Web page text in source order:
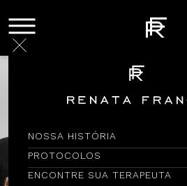
NOSSA HISTÓRIA
PROTOCOLOS
ENCONTRE SUA TERAPEUTA